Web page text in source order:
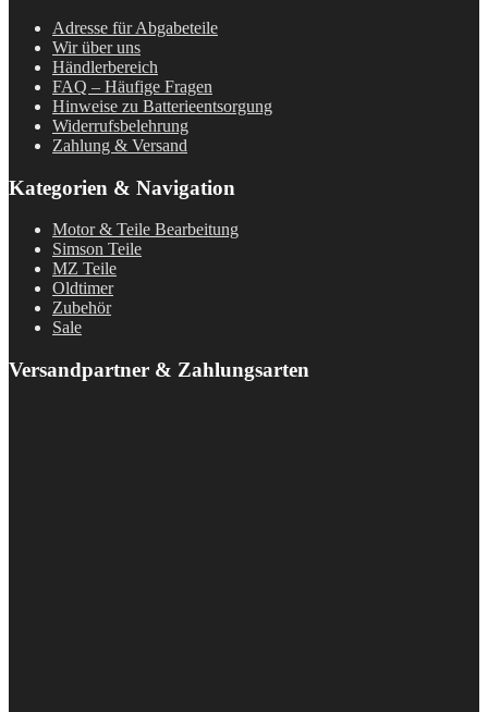
Adresse für Abgabeteile
Wir über uns
Händlerbereich
FAQ – Häufige Fragen
Hinweise zu Batterieentsorgung
Widerrufsbelehrung
Zahlung & Versand
Kategorien & Navigation
Motor & Teile Bearbeitung
Simson Teile
MZ Teile
Oldtimer
Zubehör
Sale
Versandpartner & Zahlungsarten